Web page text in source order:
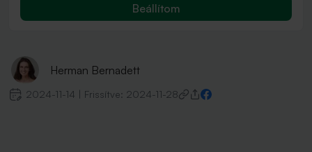
Beállítom
Herman Bernadett
2024-11-14 Frissítve: 2024-11-28